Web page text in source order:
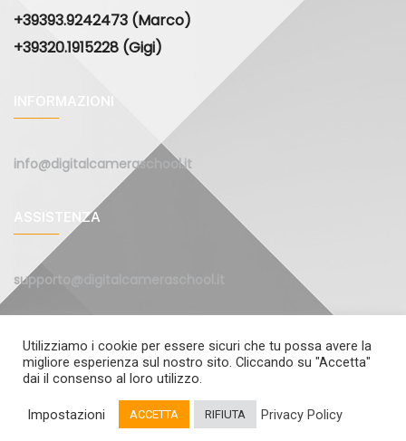
+39393.9242473 (Marco)
+39320.1915228 (Gigi)
INFORMAZIONI
info@digitalcameraschool.it
ASSISTENZA
supporto@digitalcameraschool.it
••• Via Benedetto Croce 19 - 26900 Lodi •••Privacy
Utilizziamo i cookie per essere sicuri che tu possa avere la
migliore esperienza sul nostro sito. Cliccando su "Accetta"
dai il consenso al loro utilizzo.
Impostazioni ACCETTA RIFIUTA Privacy Policy